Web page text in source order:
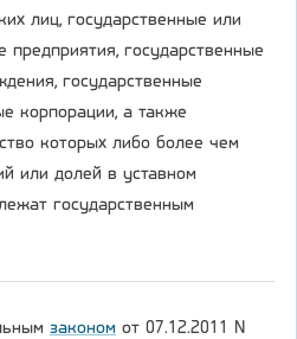
лиц, государственные или
государственные
государственные
корпорации, а также
которых либо более чем
или долей в уставном
государственным
законом от 07.12.2011 N